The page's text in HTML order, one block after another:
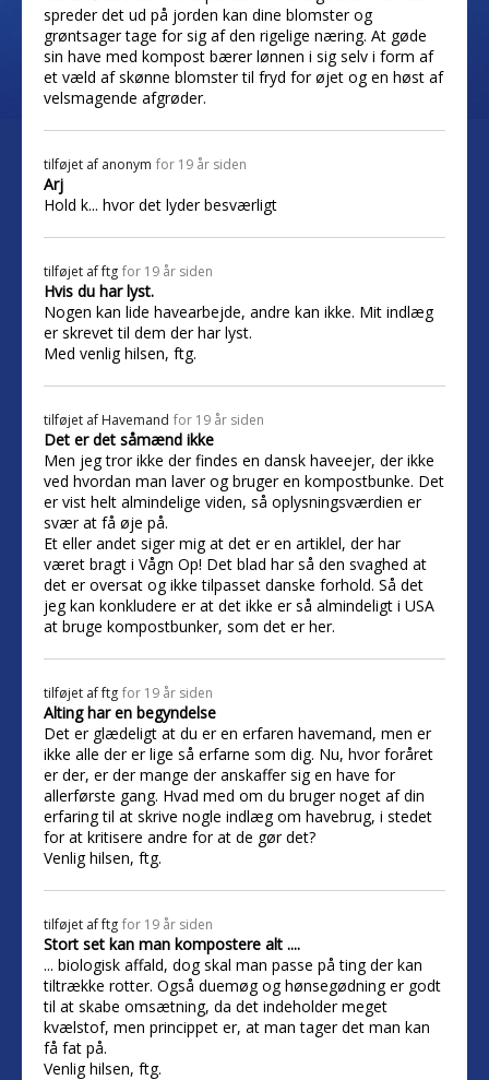
spreder det ud på jorden kan dine blomster og
grøntsager tage for sig af den rigelige næring. At gøde
sin have med kompost bærer lønnen i sig selv i form af
et væld af skønne blomster til fryd for øjet og en høst af
velsmagende afgrøder.
tilføjet af anonym for 19 år siden
Arj
Hold k... hvor det lyder besværligt
tilføjet afftg for 19 år siden
Hvis du har lyst.
Nogen kan lide havearbejde, andre kan ikke. Mit indlæg
er skrevet til dem der har lyst.
Med venlig hilsen, ftg.
tilføjet af Havemand for 19 år siden
Det er det såmænd ikke
Men jeg tror ikke der findes en dansk haveejer, der ikke
ved hvordan man laver og bruger en kompostbunke. Det
er vist helt almindelige viden, så oplysningsværdien er
svær at få øje på.
Et eller andet siger mig at det er en artiklel, der har
været bragt i Vågn Op! Det blad har så den svaghed at
det er oversat og ikke tilpasset danske forhold. Så det
jeg kan konkludere er at det ikke er så almindeligt i USA
at bruge kompostbunker, som det er her.
tilføjet afftg for 19 år siden
Alting har en begyndelse
Det er glædeligt at du er en erfaren havemand, men er
ikke alle der er lige så erfarne som dig. Nu, hvor foråret
er der, er der mange der anskaffer sig en have for
allerførste gang. Hvad med om du bruger noget af din
erfaring til at skrive nogle indlæg om havebrug, i stedet
for at kritisere andre for at de gør det?
Venlig hilsen, ftg.
tilføjet afftg for 19 år siden
Stort set kan man kompostere alt ....
... biologisk affald, dog skal man passe på ting der kan
tiltrække rotter. Også duemøg og hønsegødning er godt
til at skabe omsætning, da det indeholder meget
kvælstof, men princippet er, at man tager det man kan
få fat på.
Venlig hilsen, ftg.